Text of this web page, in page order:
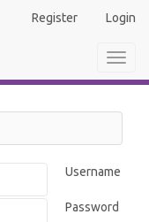
Register Login
Username
Password